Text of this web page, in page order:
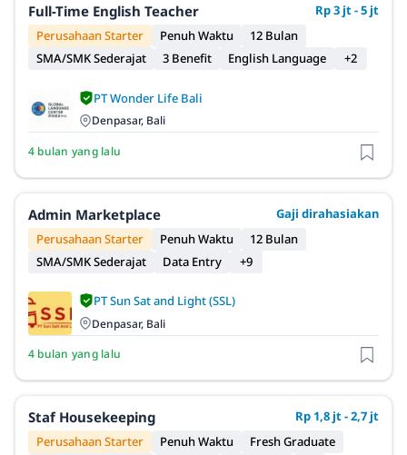
Full-Time English Teacher
Rp 3 jt - 5 jt
Perusahaan Starter
Penuh Waktu
12 Bulan
SMA/SMK Sederajat
3 Benefit English Language +2
PT Wonder Life Bali
Denpasar, Bali
4 bulan yang lalu
Admin Marketplace
Gaji dirahasiakan
Perusahaan Starter
Penuh Waktu
12 Bulan
SMA/SMK Sederajat
Data Entry +9
PT Sun Sat and Light (SSL)
Denpasar, Bali
4 bulan yang lalu
Staf Housekeeping
Rp 1,8 jt - 2,7 jt
Perusahaan Starter
Penuh Waktu
Fresh Graduate